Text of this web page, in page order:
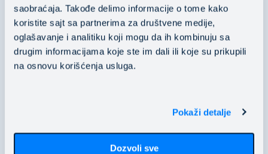
saobraćaja. Takođe delimo informacije o tome kako
koristite sajt sa partnerima za društvene medije,
oglašavanje i analitiku koji mogu da ih kombinuju sa
drugim informacijama koje ste im dali ili koje su prikupili
na osnovu korišćenja usluga.
Pokaži detalje
Dozvoli sve
Mainstream Public Cloud Services d.o.o.
PIB: 106118536
​​​​​​​MB: 20529466